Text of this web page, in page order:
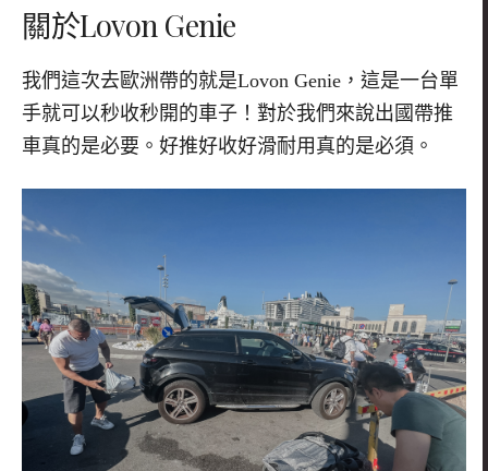
關於Lovon Genie
我們這次去歐洲帶的就是Lovon Genie ，這是一台單
手就可以秒收秒開的車子！對於我們來說出國帶推
車真的是必要。好推好收好滑耐用真的是必須。